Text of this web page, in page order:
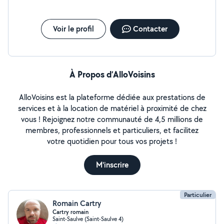
Voir le profil Contacter
À Propos d’AlloVoisins
AlloVoisins est la plateforme dédiée aux prestations de
services et à la location de matériel à proximité de chez
vous ! Rejoignez notre communauté de 4,5 millions de
membres, professionnels et particuliers, et facilitez
votre quotidien pour tous vos projets !
M'inscrire
Particulier
Romain Cartry
Cartry romain
Saint-Saulve (Saint-Saulve 4)